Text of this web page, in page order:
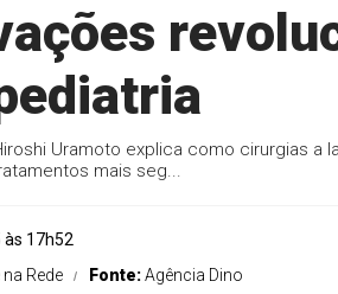
Uramoto explica como cirurgias
mais seg...
17h52
Rede Fonte:Agência Dino